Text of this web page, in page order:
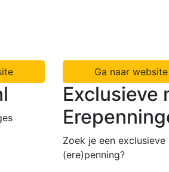
Ga naar
Exclusieve
Zoek je een
(ere)penning?